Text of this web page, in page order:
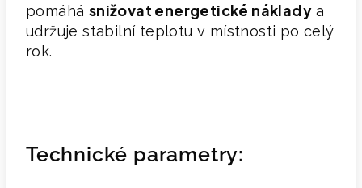
pomáhá snižovat energetické náklady a
udržuje stabilní teplotu v místnosti po celý
rok.
Technické parametry: